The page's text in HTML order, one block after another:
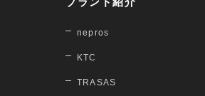
nepros
KTC
TRASAS